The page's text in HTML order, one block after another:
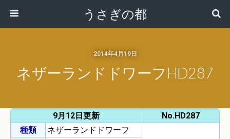
うさぎの都
2014年4月19日
ネザーランドドワーフHD287
9月12日更新
No.HD287
種類
ネザーランドドワーフ